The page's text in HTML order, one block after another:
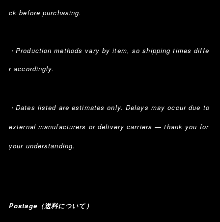
ck before purchasing.
・Production methods vary by item, so shipping times diffe
r accordingly.
・Dates listed are estimates only. Delays may occur due to
external manufacturers or delivery carriers — thank you for
your understanding.
Postage（送料について）